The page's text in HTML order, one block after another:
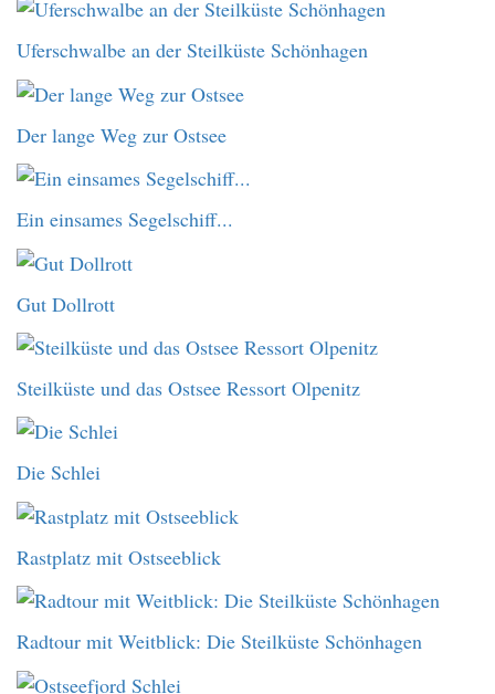
Uferschwalbe an der Steilküste Schönhagen
Der lange Weg zur Ostsee
Ein einsames Segelschiff...
Gut Dollrott
Steilküste und das Ostsee Ressort Olpenitz
Die Schlei
Rastplatz mit Ostseeblick
Radtour mit Weitblick: Die Steilküste Schönhagen